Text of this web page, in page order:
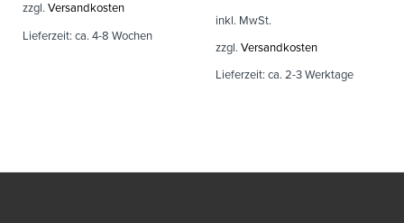
zzgl. Versandkosten
Lieferzeit: ca. 4-8 Wochen
inkl. MwSt.
zzgl. Versandkosten
Lieferzeit: ca. 2-3 Werktage